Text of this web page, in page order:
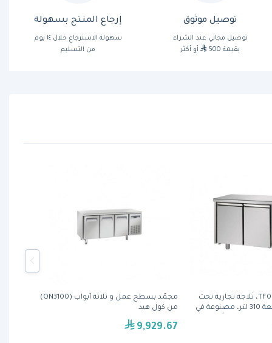
توصيل موثوق
توصيل مجاني عند الشراء
بقيمة 500
أو أكثر
إرجاع المنتج بسهولة
سهولة الاسترجاع خلال ١٤ يوم
من التسليم
مجمّد بسطح عمل و ثلاثة أبواب (QN3100)
من كول هيد
9,929.67
تيكنودوم TF02MIDGN، ثلاجة تجارية تحت
الطاولة ببابين، سعة 310 لتر، مصنوعة في
المقاوم للصدأ